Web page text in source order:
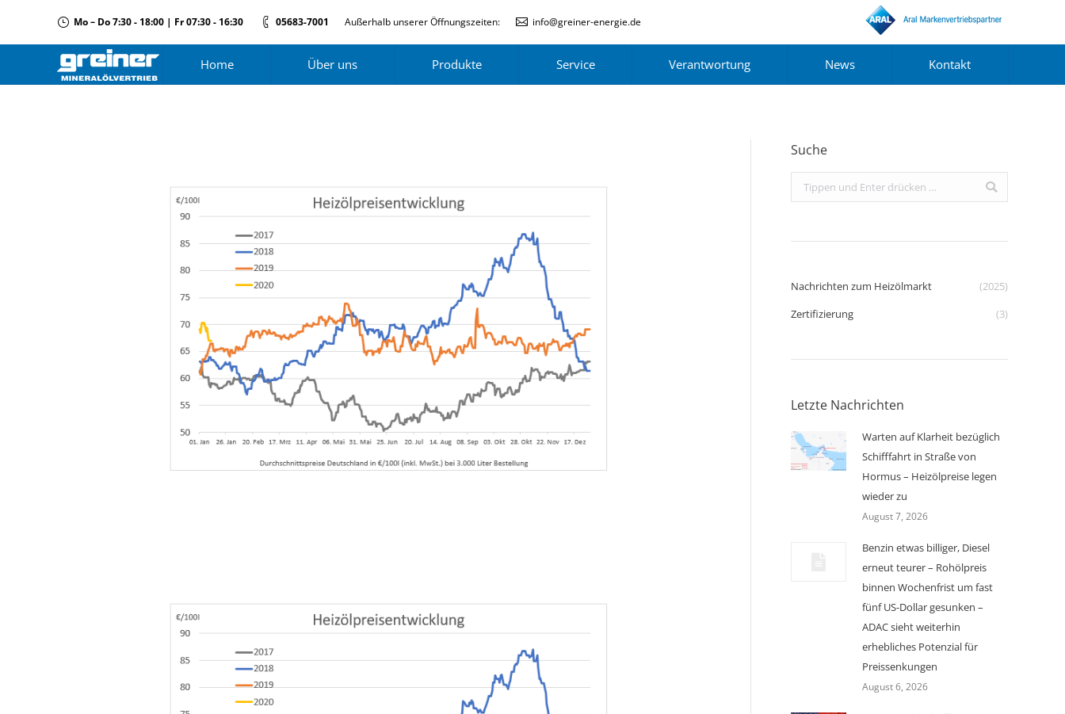
Mo – Do 7:30 - 18:00 | Fr 07:30 - 16:30 05683-7001 Außerhalb unserer Öffnungszeiten: info@greiner-energie.de
Home Über uns Produkte Service Verantwortung News Kontakt
Suche
Search:
Nachrichten zum Heizölmarkt
(2025)
Zertifizierung
(3)
Letzte Nachrichten
Warten auf Klarheit bezüglich
Schifffahrt in Straße von
Hormus – Heizölpreise legen
wieder zu
August 7, 2026
Benzin etwas billiger, Diesel
erneut teurer – Rohölpreis
binnen Wochenfrist um fast
fünf US-Dollar gesunken –
ADAC sieht weiterhin
erhebliches Potenzial für
Preissenkungen
August 6, 2026